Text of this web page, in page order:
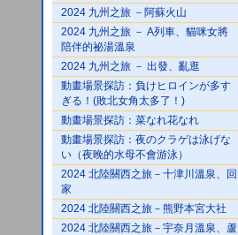
2024 九州之旅 －阿蘇火山
2024 九州之旅 － A列車、貓咪女將
陪伴的祕湯溫泉
2024 九州之旅 － 出發、亂逛
動畫場景探訪：負けヒロインが多す
ぎる！(敗北女角太多了！)
動畫場景探訪：菜なれ花なれ
動畫場景探訪：夜のクラゲは泳げな
い（夜晚的水母不會游泳）
2024 北陸關西之旅－十津川溫泉、回
家
2024 北陸關西之旅－熊野本宮大社
2024 北陸關西之旅－宇奈月溫泉、蘆